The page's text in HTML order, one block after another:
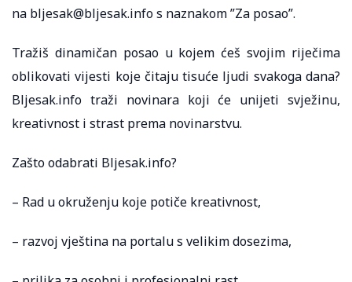
na bljesak@bljesak.info s naznakom ”Za posao”.
Tražiš dinamičan posao u kojem ćeš svojim riječima
oblikovati vijesti koje čitaju tisuće ljudi svakoga dana?
Bljesak.info traži novinara koji će unijeti svježinu,
kreativnost i strast prema novinarstvu.
Zašto odabrati Bljesak.info?
– Rad u okruženju koje potiče kreativnost,
– razvoj vještina na portalu s velikim dosezima,